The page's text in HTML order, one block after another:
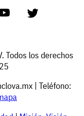
Todos los derechos
| Teléfono: